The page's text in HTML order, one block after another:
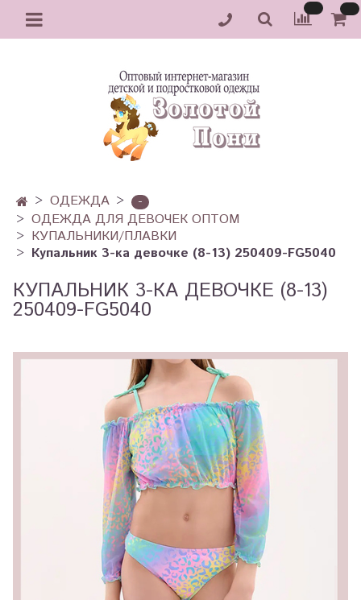
ОДЕЖДА
-
ОДЕЖДА ДЛЯ ДЕВОЧЕК ОПТОМ
КУПАЛЬНИКИ/ПЛАВКИ
Купальник 3-ка девочке (8-13) 250409-FG5040
КУПАЛЬНИК 3-КА ДЕВОЧКЕ (8-13)
250409-FG5040